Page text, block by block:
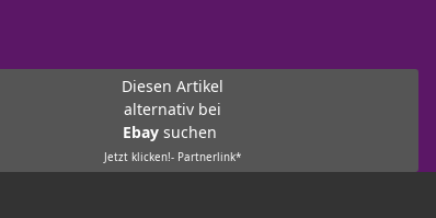
Diesen Artikel
alternativ bei
Ebay suchen
Jetzt klicken!- Partnerlink*